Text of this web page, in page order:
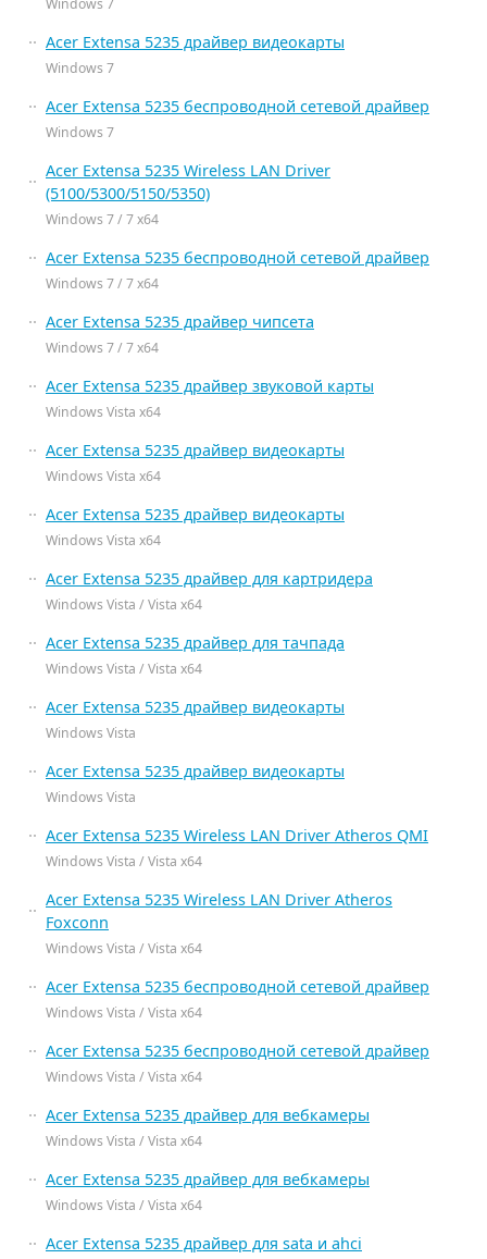
Windows 7
Acer Extensa 5235 драйвер видеокарты
Windows 7
Acer Extensa 5235 беспроводной сетевой драйвер
Windows 7
Acer Extensa 5235 Wireless LAN Driver
(5100/5300/5150/5350)
Windows 7 / 7 x64
Acer Extensa 5235 беспроводной сетевой драйвер
Windows 7 / 7 x64
Acer Extensa 5235 драйвер чипсета
Windows 7 / 7 x64
Acer Extensa 5235 драйвер звуковой карты
Windows Vista x64
Acer Extensa 5235 драйвер видеокарты
Windows Vista x64
Acer Extensa 5235 драйвер видеокарты
Windows Vista x64
Acer Extensa 5235 драйвер для картридера
Windows Vista / Vista x64
Acer Extensa 5235 драйвер для тачпада
Windows Vista / Vista x64
Acer Extensa 5235 драйвер видеокарты
Windows Vista
Acer Extensa 5235 драйвер видеокарты
Windows Vista
Acer Extensa 5235 Wireless LAN Driver Atheros QMI
Windows Vista / Vista x64
Acer Extensa 5235 Wireless LAN Driver Atheros
Foxconn
Windows Vista / Vista x64
Acer Extensa 5235 беспроводной сетевой драйвер
Windows Vista / Vista x64
Acer Extensa 5235 беспроводной сетевой драйвер
Windows Vista / Vista x64
Acer Extensa 5235 драйвер для вебкамеры
Windows Vista / Vista x64
Acer Extensa 5235 драйвер для вебкамеры
Windows Vista / Vista x64
Acer Extensa 5235 драйвер для sata и ahci